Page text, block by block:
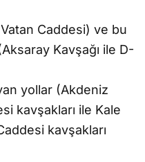
Caddesi) ve bu
Kavşağı ile D-
yollar (Akdeniz
kavşakları ile Kale
kavşakları